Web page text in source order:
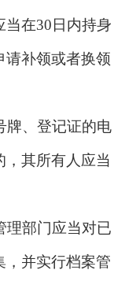
在30日内持身
请补领或者换领
牌、登记证的电
，其所有人应当
部门应当对已
，并实行档案管